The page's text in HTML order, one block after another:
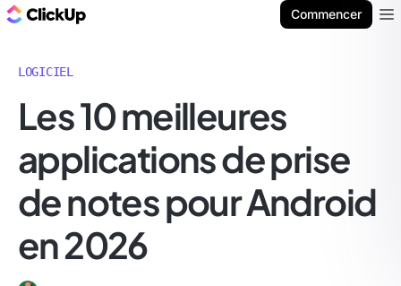
Commencer
LOGICIEL
Les 10 meilleures
applications de prise
de notes pour Android
en 2026